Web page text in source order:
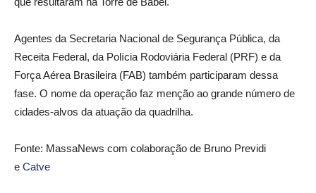
Agentes da Secretaria Nacional de Segurança Pública, da
Receita Federal, da Polícia Rodoviária Federal (PRF) e da
Força Aérea Brasileira (FAB) também participaram dessa
fase. O nome da operação faz menção ao grande número de
cidades-alvos da atuação da quadrilha.
Fonte: MassaNews com colaboração de Bruno Previdi
e Catve